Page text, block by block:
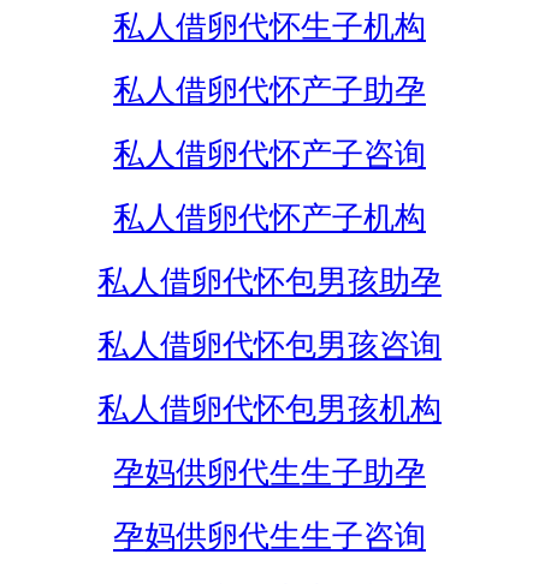
私人借卵代怀生子机构
私人借卵代怀产子助孕
私人借卵代怀产子咨询
私人借卵代怀产子机构
私人借卵代怀包男孩助孕
私人借卵代怀包男孩咨询
私人借卵代怀包男孩机构
孕妈供卵代生生子助孕
孕妈供卵代生生子咨询